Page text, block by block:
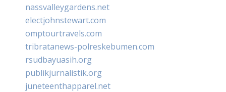
nassvalleygardens.net
electjohnstewart.com
omptourtravels.com
tribratanews-polreskebumen.com
rsudbayuasih.org
publikjurnalistik.org
juneteenthapparel.net